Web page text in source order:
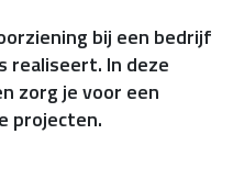
bij een bedrijf
realiseert. In deze
zorg je voor een
projecten.